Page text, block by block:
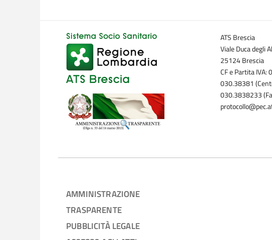
ATS Brescia
Viale Duca degli
25124 Brescia
CF e Partita
030.38381
030.3838233
AMMINISTRAZIONE
TRASPARENTE
PUBBLICITÀ LEGALE